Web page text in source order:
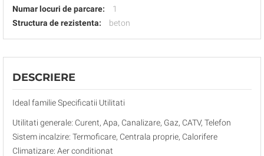
Numar locuri de parcare:
1
Structura de rezistenta:
beton
DESCRIERE
Ideal familie Specificatii Utilitati
Utilitati generale: Curent, Apa, Canalizare, Gaz, CATV, Telefon
Sistem incalzire: Termoficare, Centrala proprie, Calorifere
Climatizare: Aer conditionat